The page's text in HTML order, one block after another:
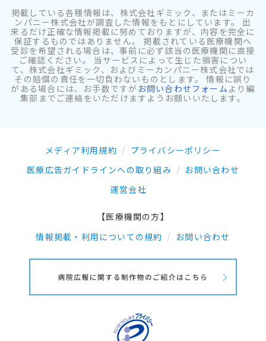
掲載している各種情報は、株式会社ギミック、またはミーカ
ンパニー株式会社が調査した情報をもとにしています。 出
来るだけ正確な情報掲載に努めておりますが、内容を完全に
保証するものではありません。 掲載されている医療機関へ
受診を希望される場合は、事前に必ず該当の医療機関に直接
ご確認ください。 当サービスによって生じた損害につい
て、株式会社ギミック、およびミーカンパニー株式会社では
その賠償の責任を一切負わないものとします。 情報に誤り
がある場合には、お手数ですが お問い合わせフォーム より編
集部までご連絡をいただけますようお願いいたします。
メディア利用規約
プライバシーポリシー
医療広告ガイドラインへの取り組み
お問い合わせ
運営会社
【医療機関の方】
情報掲載・利用についての規約
お問い合わせ